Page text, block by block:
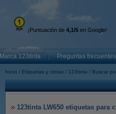
¡Puntuación de 4,1/5 en Google!
Marca 123tinta Preguntas frecuentes
Inicio Etiquetas y cintas 123tinta Buscar
123tinta LW650 etiquetas para